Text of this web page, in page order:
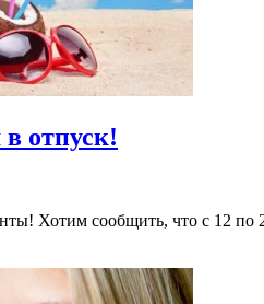
отпуск!
Хотим сообщить, что с 12 по